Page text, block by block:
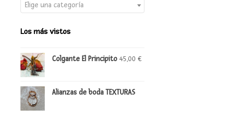
Elige una categoría
Los más vistos
Colgante El Principito 45,00€
Alianzas de boda TEXTURAS